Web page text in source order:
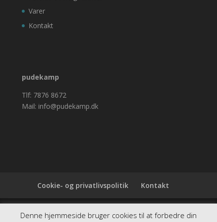
Varer
Kontakt
pudekamp
Tlf: 7876 8672
Mail: info@pudekamp.dk
Cookie- og privatlivspolitik Kontakt
Denne hjemmeside samler et bredt udvalg af
Denne hjemmeside bruger cookies til at forbedre din